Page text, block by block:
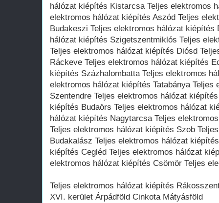
hálózat kiépítés Kistarcsa Teljes elektromos
elektromos hálózat kiépítés Aszód Teljes
Budakeszi Teljes elektromos hálózat kiépítés
hálózat kiépítés Szigetszentmiklós Teljes
Teljes elektromos hálózat kiépítés Diósd
Ráckeve Teljes elektromos hálózat kiépítés
kiépítés Százhalombatta Teljes elektromos
elektromos hálózat kiépítés Tatabánya Teljes
Szentendre Teljes elektromos hálózat
kiépítés Budaörs Teljes elektromos hálózat
hálózat kiépítés Nagytarcsa Teljes
Teljes elektromos hálózat kiépítés Szob
Budakalász Teljes elektromos hálózat
kiépítés Cegléd Teljes elektromos hálózat
elektromos hálózat kiépítés Csömör Teljes
Teljes elektromos hálózat kiépítés
XVI. kerület Árpádföld Cinkota Mátyásföld